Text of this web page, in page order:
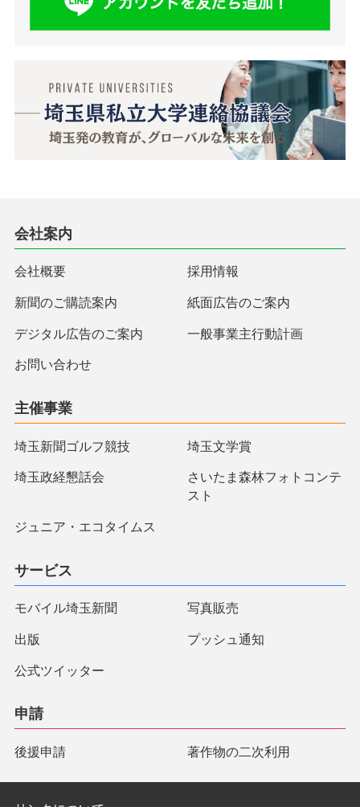
会社案内
会社概要 採用情報
新聞のご購読案内 紙面広告のご案内
デジタル広告のご案内 一般事業主行動計画
お問い合わせ
主催事業
埼玉新聞ゴルフ競技 埼玉文学賞
埼玉政経懇話会
さいたま森林フォトコンテ
スト
ジュニア・エコタイムス
サービス
モバイル埼玉新聞 写真販売
出版 プッシュ通知
公式ツイッター
申請
後援申請 著作物の二次利用